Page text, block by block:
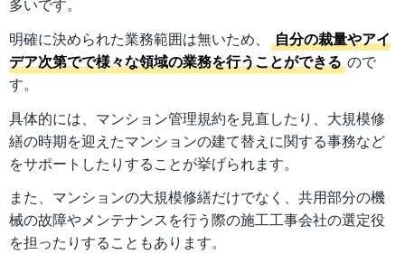
明確に決められた業務範囲は無いため、
自分の裁量やアイ
デア次第でで様々な領域の業務を行うことができる ので
す。
具体的には、マンション管理規約を見直したり、大規模修
繕の時期を迎えたマンションの建て替えに関する事務など
をサポートしたりすることが挙げられます。
また、マンションの大規模修繕だけでなく、共用部分の機
械の故障やメンテナンスを行う際の施工工事会社の選定役
を担ったりすることもあります。